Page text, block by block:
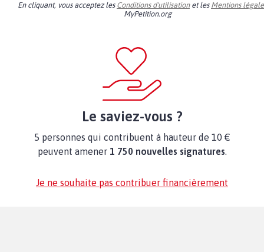
En cliquant, vous acceptez les Conditions d'utilisationet les Mentions
MyPetition.org
Le saviez-vous ?
5 personnes qui contribuent à hauteur de 10 €
peuvent amener 1 750 nouvelles signatures.
Je ne souhaite pas contribuer financièrement